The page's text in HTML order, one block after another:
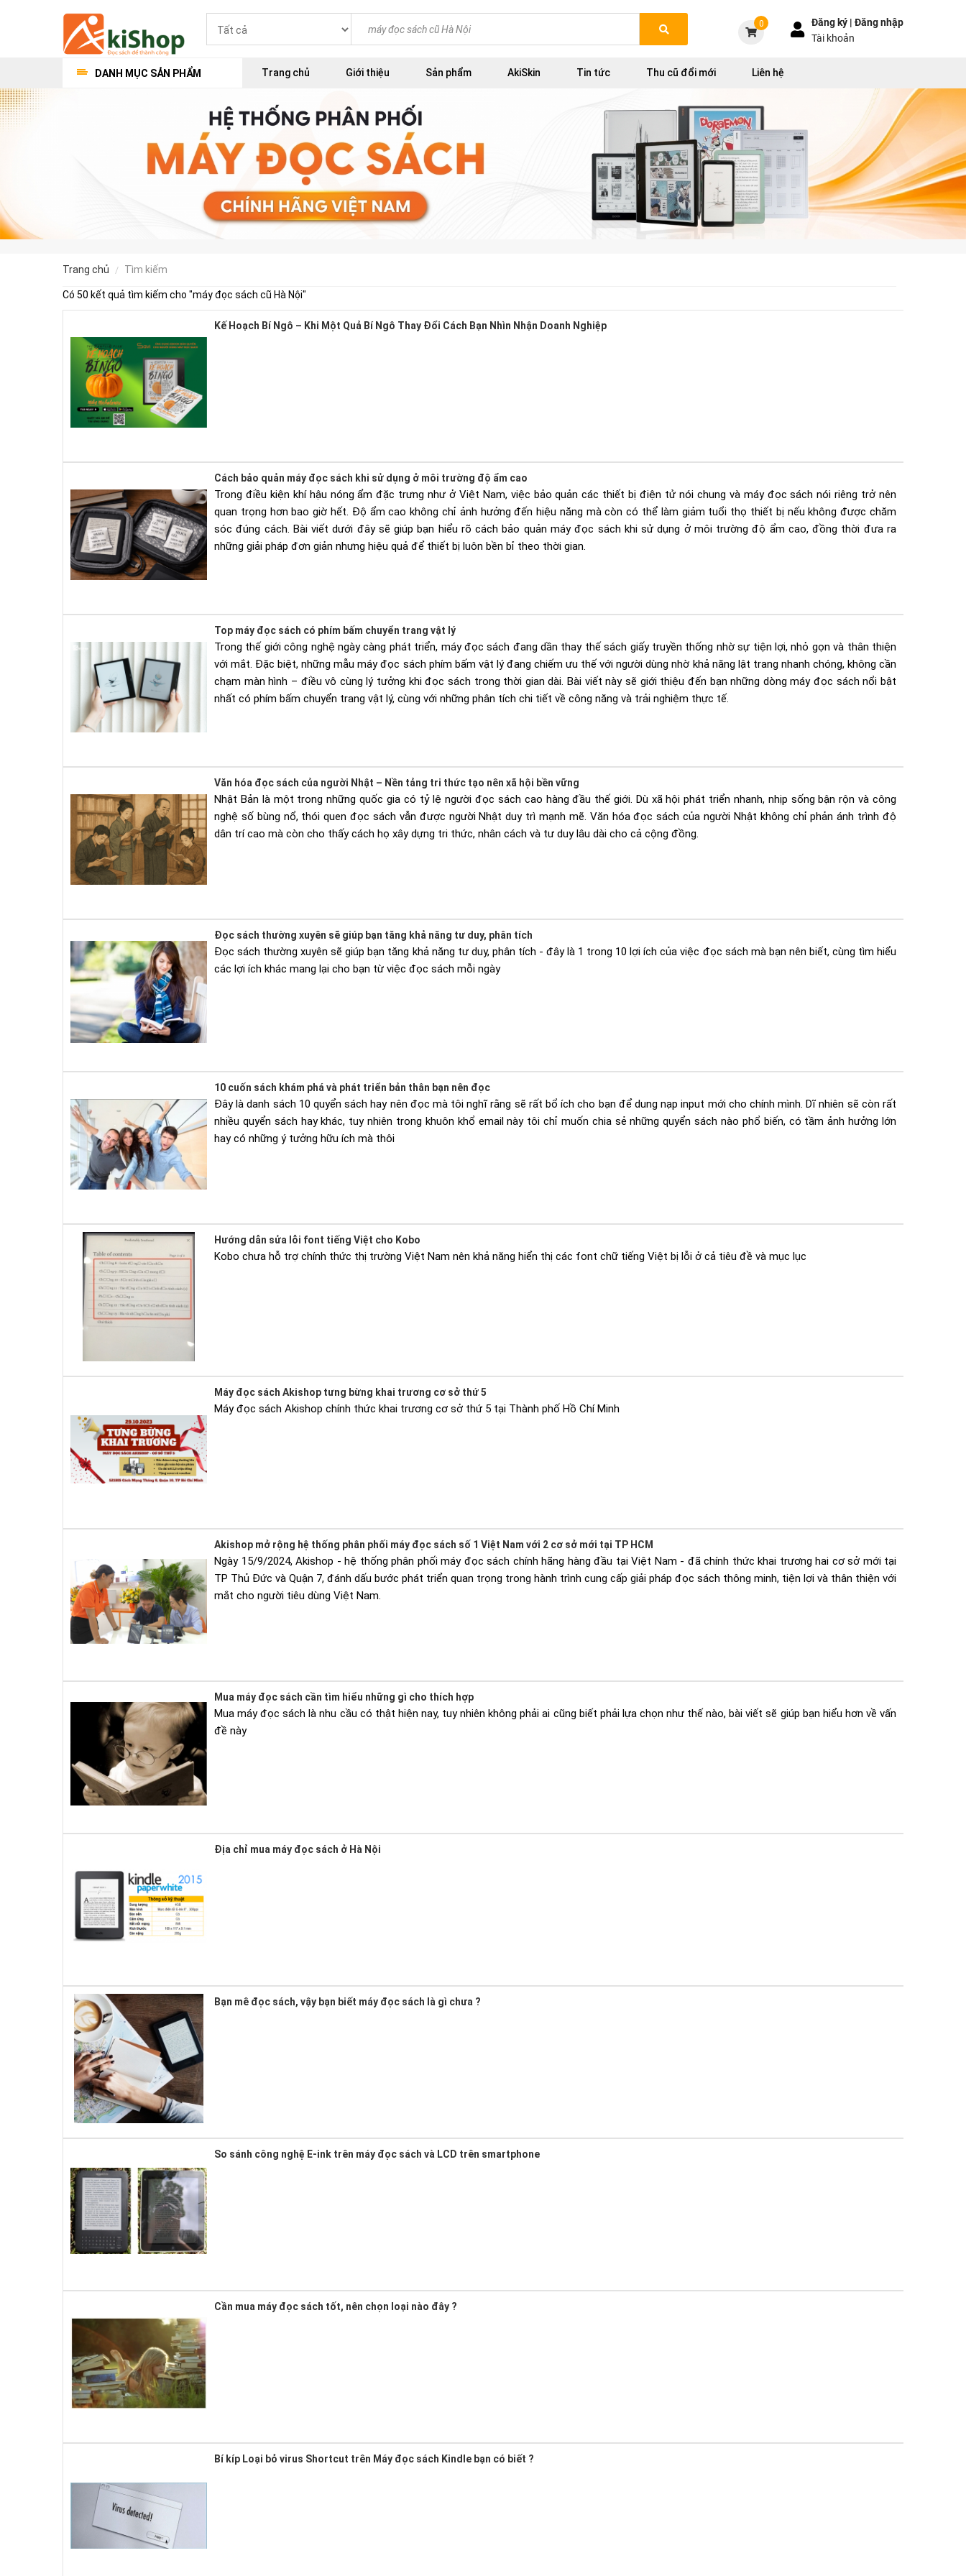
0 Đăng ký |Đăng nhập
Tài khoản
DANH MỤC SẢN PHẨM Trang chủ Giới thiệu Sản phẩm AkiSkin Tin tức Thu cũ đổi mới Liên hệ
trang chủ tìm kiếm
Có 50 kết quả tìm kiếm cho "máy đọc sách cũ Hà Nội"
Kế Hoạch Bí Ngô – Khi Một Quả Bí Ngô Thay Đổi Cách Bạn Nhìn Nhận Doanh Nghiệp
Cách bảo quản máy đọc sách khi sử dụng ở môi trường độ ẩm cao
Trong điều kiện khí hậu nóng ẩm đặc trưng như ở Việt Nam, việc bảo quản các thiết bị điện tử nói chung và máy đọc sách nói riêng trở nên
quan trọng hơn bao giờ hết. Độ ẩm cao không chỉ ảnh hưởng đến hiệu năng mà còn có thể làm giảm tuổi thọ thiết bị nếu không được chăm
sóc đúng cách. Bài viết dưới đây sẽ giúp bạn hiểu rõ cách bảo quản máy đọc sách khi sử dụng ở môi trường độ ẩm cao, đồng thời đưa ra
những giải pháp đơn giản nhưng hiệu quả để thiết bị luôn bền bỉ theo thời gian.
Top máy đọc sách có phím bấm chuyển trang vật lý
Trong thế giới công nghệ ngày càng phát triển, máy đọc sách đang dần thay thế sách giấy truyền thống nhờ sự tiện lợi, nhỏ gọn và thân thiện
với mắt. Đặc biệt, những mẫu máy đọc sách phím bấm vật lý đang chiếm ưu thế với người dùng nhờ khả năng lật trang nhanh chóng, không cần
chạm màn hình – điều vô cùng lý tưởng khi đọc sách trong thời gian dài. Bài viết này sẽ giới thiệu đến bạn những dòng máy đọc sách nổi bật
nhất có phím bấm chuyển trang vật lý, cùng với những phân tích chi tiết về công năng và trải nghiệm thực tế.
Văn hóa đọc sách của người Nhật – Nền tảng tri thức tạo nên xã hội bền vững
Nhật Bản là một trong những quốc gia có tỷ lệ người đọc sách cao hàng đầu thế giới. Dù xã hội phát triển nhanh, nhịp sống bận rộn và công
nghệ số bùng nổ, thói quen đọc sách vẫn được người Nhật duy trì mạnh mẽ. Văn hóa đọc sách của người Nhật không chỉ phản ánh trình độ
dân trí cao mà còn cho thấy cách họ xây dựng tri thức, nhân cách và tư duy lâu dài cho cả cộng đồng.
Đọc sách thường xuyên sẽ giúp bạn tăng khả năng tư duy, phân tích
Đọc sách thường xuyên sẽ giúp bạn tăng khả năng tư duy, phân tích - đây là 1 trong 10 lợi ích của việc đọc sách mà bạn nên biết, cùng tìm hiểu
các lợi ích khác mang lại cho bạn từ việc đọc sách mỗi ngày
10 cuốn sách khám phá và phát triển bản thân bạn nên đọc
Đây là danh sách 10 quyển sách hay nên đọc mà tôi nghĩ rằng sẽ rất bổ ích cho bạn để dung nạp input mới cho chính mình. Dĩ nhiên sẽ còn rất
nhiều quyển sách hay khác, tuy nhiên trong khuôn khổ email này tôi chỉ muốn chia sẻ những quyển sách nào phổ biến, có tầm ảnh hưởng lớn
hay có những ý tưởng hữu ích mà thôi
Hướng dẫn sửa lỗi font tiếng Việt cho Kobo
Kobo chưa hỗ trợ chính thức thị trường Việt Nam nên khả năng hiển thị các font chữ tiếng Việt bị lỗi ở cả tiêu đề và mục lục
Máy đọc sách Akishop tưng bừng khai trương cơ sở thứ 5
Máy đọc sách Akishop chính thức khai trương cơ sở thứ 5 tại Thành phố Hồ Chí Minh
Akishop mở rộng hệ thống phân phối máy đọc sách số 1 Việt Nam với 2 cơ sở mới tại TP HCM
Ngày 15/9/2024, Akishop - hệ thống phân phối máy đọc sách chính hãng hàng đầu tại Việt Nam - đã chính thức khai trương hai cơ sở mới tại
TP Thủ Đức và Quận 7, đánh dấu bước phát triển quan trọng trong hành trình cung cấp giải pháp đọc sách thông minh, tiện lợi và thân thiện với
mắt cho người tiêu dùng Việt Nam.
Mua máy đọc sách cần tìm hiểu những gì cho thích hợp
Mua máy đọc sách là nhu cầu có thật hiện nay, tuy nhiên không phải ai cũng biết phải lựa chọn như thế nào, bài viết sẽ giúp bạn hiểu hơn về vấn
đề này
Địa chỉ mua máy đọc sách ở Hà Nội
Bạn mê đọc sách, vậy bạn biết máy đọc sách là gì chưa ?
So sánh công nghệ E-ink trên máy đọc sách và LCD trên smartphone
Cần mua máy đọc sách tốt, nên chọn loại nào đây ?
Bí kíp Loại bỏ virus Shortcut trên Máy đọc sách Kindle bạn có biết ?